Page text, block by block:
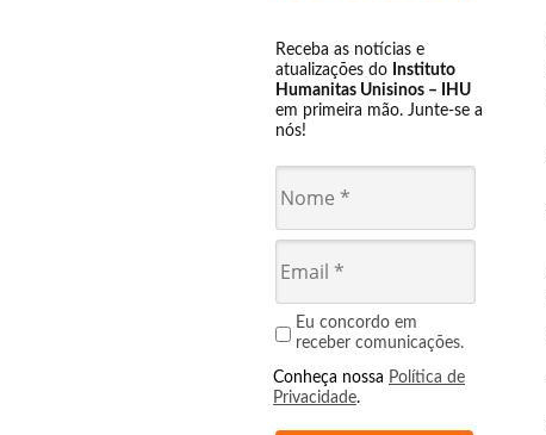
Receba as notícias e
atualizações do Instituto
Humanitas Unisinos – IHU
em primeira mão. Junte-se a
nós!
Eu concordo em
receber comunicações.
Conheça nossa Política de
Privacidade.